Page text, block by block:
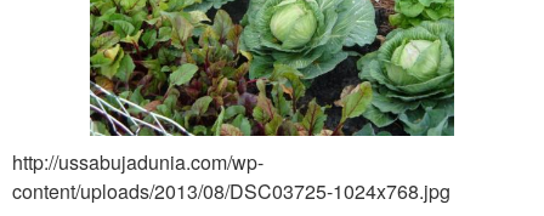
http://ussabujadunia.com/wp-
content/uploads/2013/08/DSC03725-1024x768.jpg